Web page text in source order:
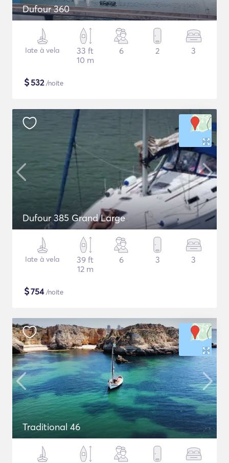
Dufour 360
Iate à vela
33 ft
10 m
6 2 3
$532/noite
Dufour 385 Grand Large
Iate à vela
39 ft
12 m
6 3 3
$754/noite
Traditional 46